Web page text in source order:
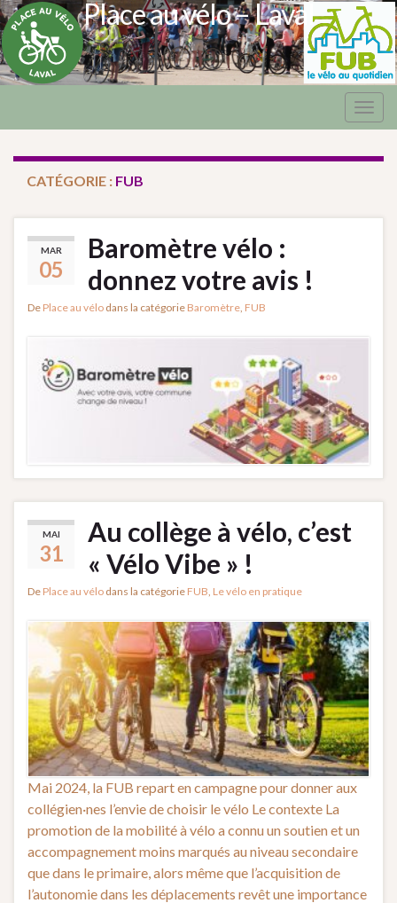
Place au vélo – Laval
CATÉGORIE : FUB
MAR
05
Baromètre vélo :
donnez votre avis !
De Place au vélo dans la catégorie Baromètre FUB
MAI
31
Au collège à vélo, c’est
« Vélo Vibe » !
De Place au vélo dans la catégorie FUB Le vélo en pratique
Mai 2024, la FUB repart en campagne pour donner aux
collégien·nes l’envie de choisir le vélo Le contexte La
promotion de la mobilité à vélo a connu un soutien et un
accompagnement moins marqués au niveau secondaire
que dans le primaire, alors même que l’acquisition de
l’autonomie dans les déplacements revêt une importance